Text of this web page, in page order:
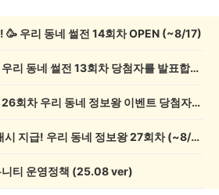
🥳 우리 동네 썰전 14회차 OPEN (~8/17)
💰[당첨자 발표] 우리 동네 썰전 13회차 당첨자를 발표합니다!
💰[당첨자 발표] 26회차 우리 동네 정보왕 이벤트 당첨자를 발표합니다!
💸 전원 2,000캐시 지급! 우리 동네 정보왕 27회차 (~8/10)
니티 운영정책 (25.08 ver)